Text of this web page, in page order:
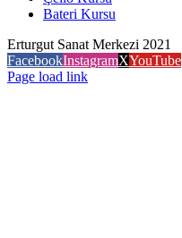
Bateri Kursu
Erturgut Sanat Merkezi 2021
FacebookInstagramXYouTube
Page load link